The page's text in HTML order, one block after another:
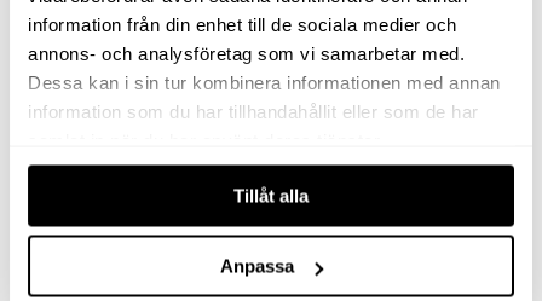
information från din enhet till de sociala medier och
annons- och analysföretag som vi samarbetar med.
Dessa kan i sin tur kombinera informationen med annan
information som du har tillhandahållit eller som de har
Tillåt alla
Anpassa
Golv- & Kombinationsmunstycke
Munstycke
Motor
Reservdelar dammsugare
Rör & handtag
Uppsamlingspåsar
Alla produkter